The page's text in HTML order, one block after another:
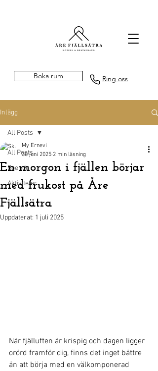
Boka rum Ring oss
Inlägg
All Posts
Boende
Aktiviteter
All Posts
En morgon i fjällen börjar
med frukost på Åre
Fjällsätra
My Ernevi
30 juni 2025 2 min läsning
Uppdaterat: 1 juli 2025
När fjälluften är krispig och dagen ligger
orörd framför dig, finns det inget bättre
än att börja med en välkomponerad